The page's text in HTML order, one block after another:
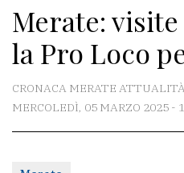
Associazioni
Meteo
Merate:
la Pro Loco
CRONACA MERATE ATTUALITÀ
MERCOLEDÌ, 05 MARZO 2025 -